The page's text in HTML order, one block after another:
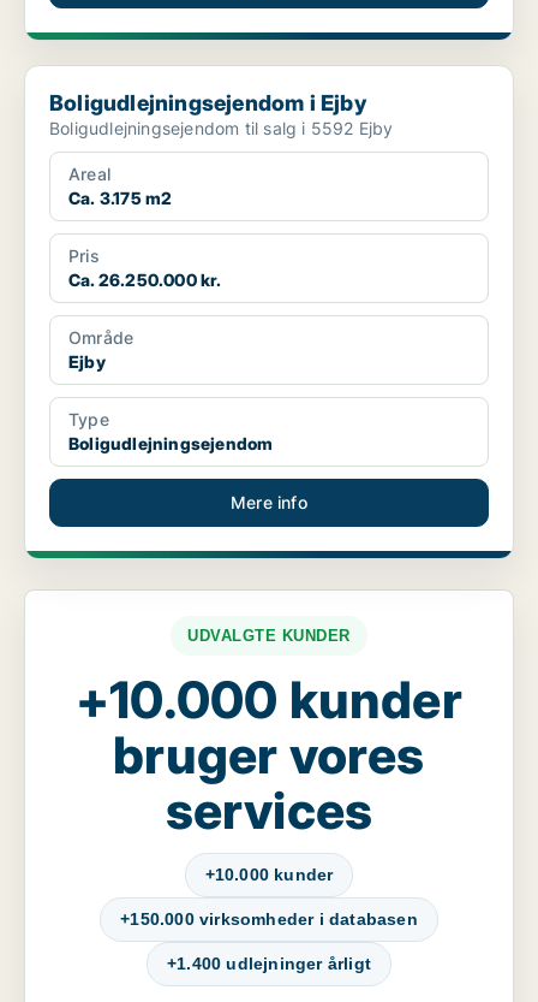
Boligudlejningsejendom i Ejby
Boligudlejningsejendom i Ejby
Boligudlejningsejendom til salg i 5592 Ejby
Areal
Ca. 3.175 m2
Pris
Ca. 26.250.000 kr.
Område
Ejby
Type
Boligudlejningsejendom
Mere info
UDVALGTE KUNDER
+10.000 kunder
bruger vores
services
+10.000 kunder
+150.000 virksomheder i databasen
+1.400 udlejninger årligt